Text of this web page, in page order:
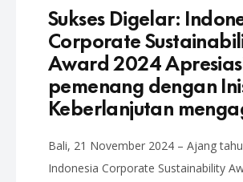
Sukses Digelar:
Corporate
Award 2024
pemenang dengan
Keberlanjutan
Bali, 21 November 2024 – Ajang
Indonesia Corporate Sustainability